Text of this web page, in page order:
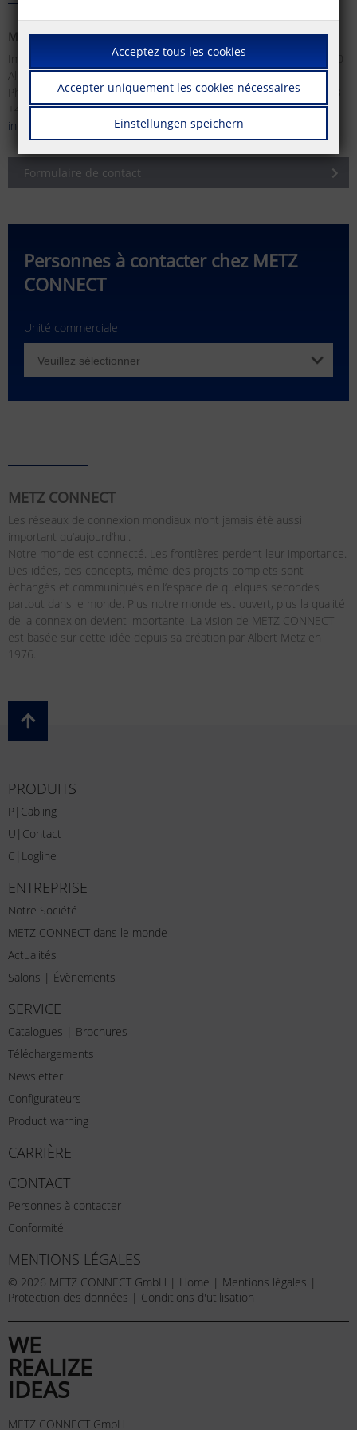
METZ CONNECT GmbH
Im Tal 2 | 78176 Blumberg |
Allemagne
Phone +49 (0)7702 533-0 | Fax
+49 (0)7702 533-119
info(at)metz-connect.com
METZ CONNECT France SAS
28, Rue Schweighaeuser | 67000
Strasbourg | France
Tél. +33 3 88617073 | Fax +33 3
88619473
info(at)metz-connect.com
Formulaire de contact
Personnes à contacter chez METZ
CONNECT
Unité commerciale
METZ CONNECT
Les réseaux de connexion mondiaux n‘ont jamais été aussi
important qu‘aujourd‘hui.
Notre monde est connecté. Les frontières perdent leur importance.
Des idées, des concepts, même des projets complets sont
échangés et communiqués en l‘espace de quelques secondes
partout dans le monde. Plus notre monde est ouvert, plus la qualité
de la connexion devient importante. La vision de METZ CONNECT
est basée sur cette idée depuis sa création par Albert Metz en
1976.
PRODUITS
P|Cabling
U|Contact
C|Logline
ENTREPRISE
Notre Société
METZ CONNECT dans le monde
Actualités
Salons | Évènements
SERVICE
Catalogues | Brochures
Téléchargements
Newsletter
Configurateurs
Product warning
CARRIÈRE
CONTACT
Personnes à contacter
Conformité
MENTIONS LÉGALES
© 2026 METZ CONNECT GmbH | Home | Mentions légales |
Protection des données | Conditions d'utilisation
WE
REALIZE
IDEAS
METZ CONNECT GmbH
Acceptez tous les cookies
Accepter uniquement les cookies nécessaires
Einstellungen speichern